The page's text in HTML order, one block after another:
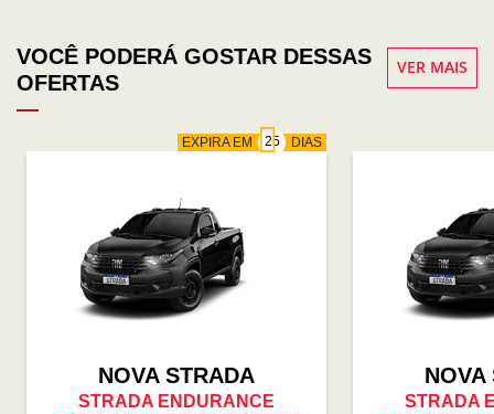
VOCÊ PODERÁ GOSTAR DESSAS
OFERTAS
VER MAIS
EXPIRA EM DIAS
NOVA STRADA
STRADA ENDURANCE
NOVA
STRADA